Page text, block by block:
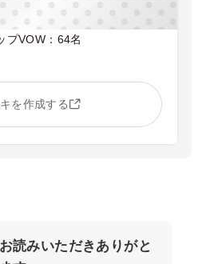
プVOW：64名
を作成する
読みいただきありがと